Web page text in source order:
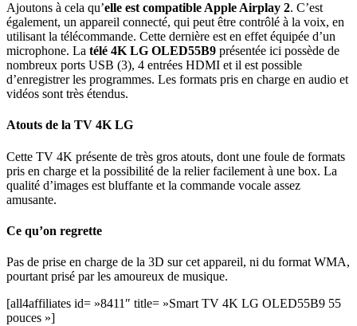
Ajoutons à cela qu’elle est compatible Apple Airplay 2. C’est
également, un appareil connecté, qui peut être contrôlé à la voix, en
utilisant la télécommande. Cette dernière est en effet équipée d’un
microphone. La télé 4K LG OLED55B9 présentée ici possède de
nombreux ports USB (3), 4 entrées HDMI et il est possible
d’enregistrer les programmes. Les formats pris en charge en audio et
vidéos sont très étendus.
Atouts de la TV 4K LG
Cette TV 4K présente de très gros atouts, dont une foule de formats
pris en charge et la possibilité de la relier facilement à une box. La
qualité d’images est bluffante et la commande vocale assez
amusante.
Ce qu’on regrette
Pas de prise en charge de la 3D sur cet appareil, ni du format WMA,
pourtant prisé par les amoureux de musique.
[all4affiliates id= »8411″ title= »Smart TV 4K LG OLED55B9 55
pouces »]